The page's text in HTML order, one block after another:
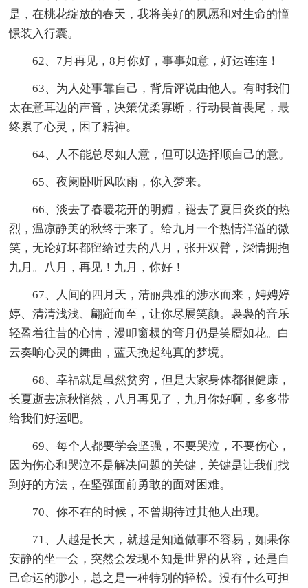
是，在桃花绽放的春天，我将美好的夙愿和对生命的憧
憬装入行囊。
62、7月再见，8月你好，事事如意，好运连连！
63、为人处事靠自己，背后评说由他人。有时我们
太在意耳边的声音，决策优柔寡断，行动畏首畏尾，最
终累了心灵，困了精神。
64、人不能总尽如人意，但可以选择顺自己的意。
65、夜阑卧听风吹雨，你入梦来。
66、淡去了春暖花开的明媚，褪去了夏日炎炎的热
烈，温凉静美的秋终于来了。给九月一个热情洋溢的微
笑，无论好坏都留给过去的八月，张开双臂，深情拥抱
九月。八月，再见！九月，你好！
67、人间的四月天，清丽典雅的涉水而来，娉娉婷
婷、清清浅浅、翩跹而至，让你尽展笑颜。袅袅的音乐
轻盈着往昔的心情，漫叩窗棂的弯月仍是笑靥如花。白
云奏响心灵的舞曲，蓝天挽起纯真的梦境。
68、幸福就是虽然贫穷，但是大家身体都很健康，
长夏逝去凉秋悄然，八月再见了，九月你好啊，多多带
给我们好运吧。
69、每个人都要学会坚强，不要哭泣，不要伤心，
因为伤心和哭泣不是解决问题的关键，关键是让我们找
到好的方法，在坚强面前勇敢的面对困难。
70、你不在的时候，不曾期待过其他人出现。
71、人越是长大，就越是知道做事不容易，如果你
安静的坐一会，突然会发现不知是世界的从容，还是自
己命运的渺小，总之是一种特别的轻松。没有什么可担